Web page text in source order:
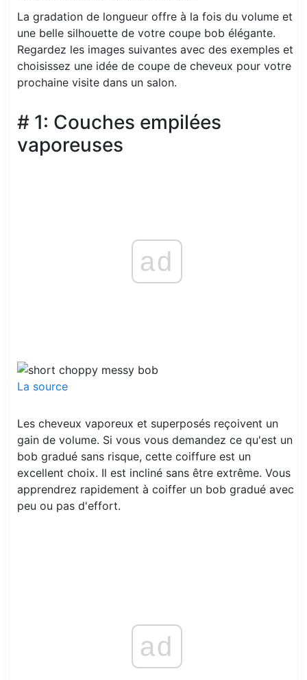
La gradation de longueur offre à la fois du volume et
une belle silhouette de votre coupe bob élégante.
Regardez les images suivantes avec des exemples et
choisissez une idée de coupe de cheveux pour votre
prochaine visite dans un salon.
# 1: Couches empilées
vaporeuses
ad
La source
Les cheveux vaporeux et superposés reçoivent un
gain de volume. Si vous vous demandez ce qu'est un
bob gradué sans risque, cette coiffure est un
excellent choix. Il est incliné sans être extrême. Vous
apprendrez rapidement à coiffer un bob gradué avec
peu ou pas d'effort.
ad